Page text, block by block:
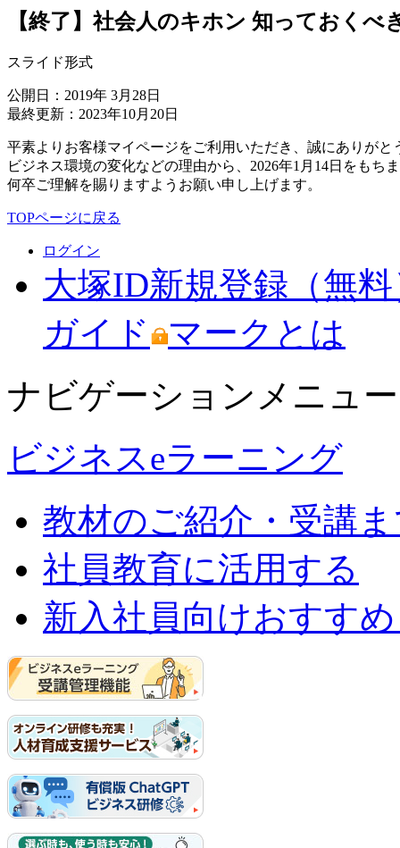
【終了】社会人のキホン 知っておくべ
スライド形式
公開日：2019年 3月28日
最終更新：2023年10月20日
平素よりお客様マイページをご利用いただき、誠にありがと
ビジネス環境の変化などの理由から、2026年1月14日をもち
何卒ご理解を賜りますようお願い申し上げます。
TOPページに戻る
ログイン
大塚ID新規登録（無
ガイド
マークとは
ナビゲーションメニュー
ビジネスeラーニング
教材のご紹介・受講
社員教育に活用する
新入社員向けおすす